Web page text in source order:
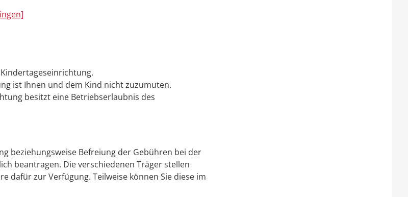
ist Ihnen und dem Kind nicht zuzumuten.
besitzt eine Betriebserlaubnis des
beziehungsweise Befreiung der Gebühren bei der
beantragen. Die verschiedenen Träger stellen
dafür zur Verfügung. Teilweise können Sie diese im